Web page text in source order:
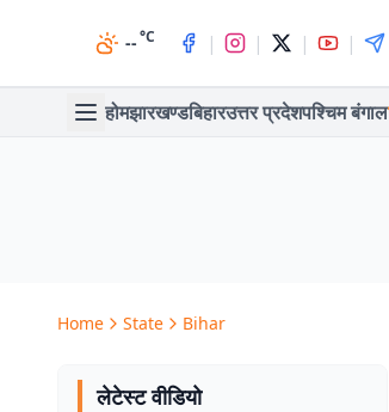
--°C | | | |
होमझारखण्डबिहारउत्तर प्रदेशपश्चिम बंगाल
Home State Bihar
लेटेस्ट वीडियो